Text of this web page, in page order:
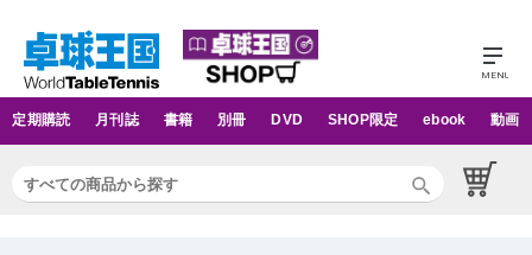
定期購読 月刊誌 書籍 別冊 DVD SHOP限定 ebook 動画